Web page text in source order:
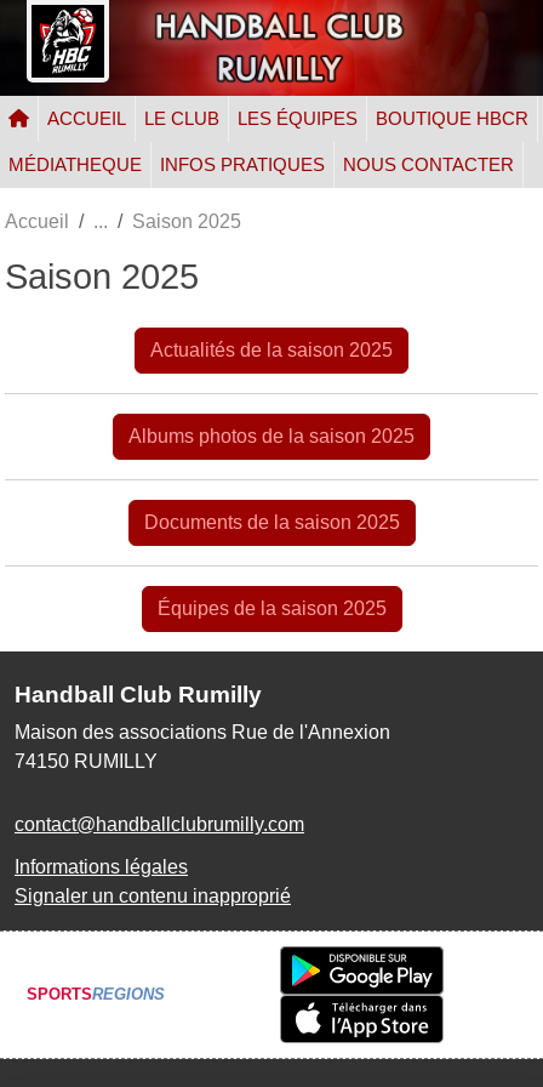
ACCUEIL LE CLUB LES ÉQUIPES BOUTIQUE HBCR
MÉDIATHEQUE INFOS PRATIQUES NOUS CONTACTER
Accueil Saison 2025
Saison 2025
Actualités de la saison 2025
Albums photos de la saison 2025
Documents de la saison 2025
Équipes de la saison 2025
Handball Club Rumilly
Maison des associations Rue de l'Annexion
74150 RUMILLY
contact@handballclubrumilly.com
Informations légales
Signaler un contenu inapproprié
SPORTSREGIONS
Panneau de gestion des cookies